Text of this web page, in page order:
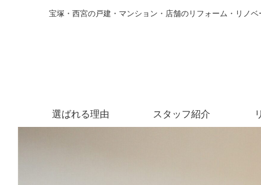
宝塚・西宮の戸建・マンション・店舗のリフォーム・リノ
選ばれる理由 スタッフ紹介